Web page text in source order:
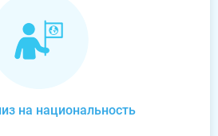
на национальность